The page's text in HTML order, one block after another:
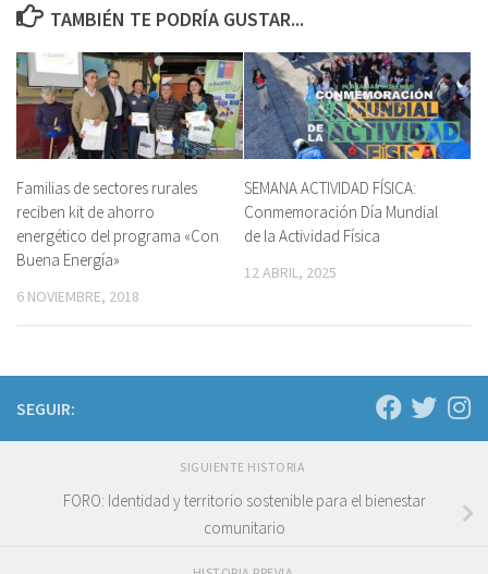
TAMBIÉN TE PODRÍA GUSTAR...
Familias de sectores rurales
reciben kit de ahorro
energético del programa «Con
Buena Energía»
6 NOVIEMBRE, 2018
SEMANA ACTIVIDAD FÍSICA:
Conmemoración Día Mundial
de la Actividad Física
12 ABRIL, 2025
SEGUIR:
SIGUIENTE HISTORIA
FORO: Identidad y territorio sostenible para el bienestar
comunitario